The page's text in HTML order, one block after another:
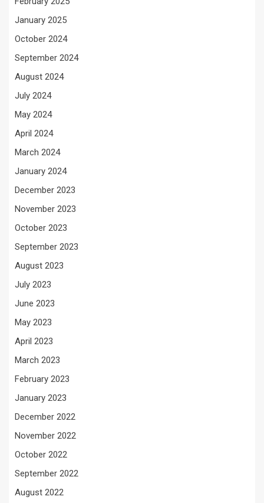
January 2025
October 2024
September 2024
August 2024
July 2024
May 2024
April 2024
March 2024
January 2024
December 2023
November 2023
October 2023
September 2023
August 2023
July 2023
June 2023
May 2023
April 2023
March 2023
February 2023
January 2023
December 2022
November 2022
October 2022
September 2022
August 2022